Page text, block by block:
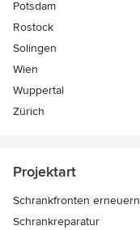
Potsdam
Rostock
Solingen
Wien
Wuppertal
Zürich
Projektart
Schrankfronten erneuern
Schrankreparatur